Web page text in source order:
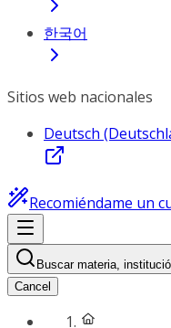
한국어
Sitios web nacionales
Deutsch
Recomiéndame un
Buscar materia,
Cancel